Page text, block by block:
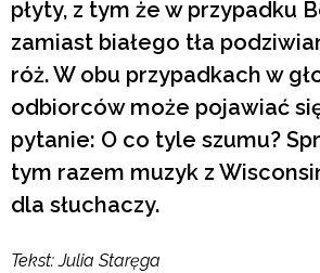
płyty, z tym że w przypadku
zamiast białego tła
róż. W obu przypadkach w
odbiorców może pojawiać
pytanie: O co tyle szumu?
tym razem muzyk z
dla słuchaczy.
Tekst: Julia Staręga